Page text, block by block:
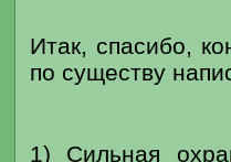
Итак, спасибо,
по существу
1) Сильная